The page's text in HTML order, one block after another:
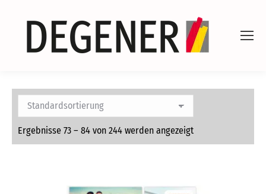
Ergebnisse 73 – 84 von 244 werden angezeigt